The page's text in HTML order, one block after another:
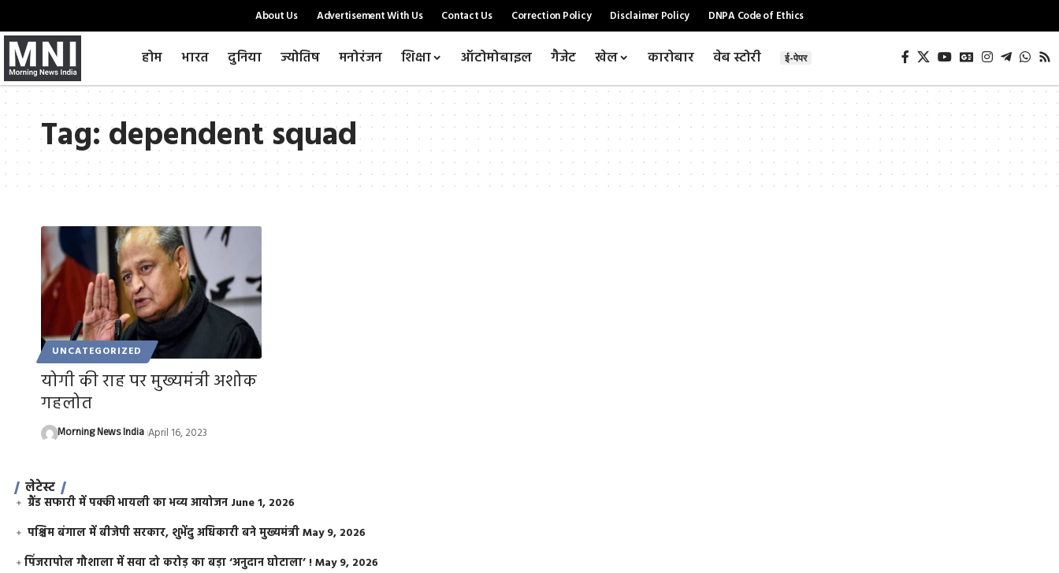
About Us Advertisement With Us Contact Us Correction Policy Disclaimer Policy DNPA Code of Ethics
होम भारत दुनिया ज्योतिष मनोरंजन शिक्षा ऑटोमोबाइल गैजेट खेल कारोबार वेब स्टोरी ई-पेपर
Tag:dependent squad
UNCATEGORIZED
योगी की राह पर मुख्यमंत्री अशोक
गहलोत
Morning News India April 16, 2023
लेटेस्ट
ग्रैंड सफारी में पक्की भायली का भव्य आयोजन June 1, 2026
पश्चिम बंगाल में बीजेपी सरकार, शुभेंदु अधिकारी बने मुख्यमंत्रीMay 9, 2026
​पिंजरापोल गौशाला में सवा दो करोड़ का बड़ा ‘अनुदान घोटाला’ !May 9, 2026